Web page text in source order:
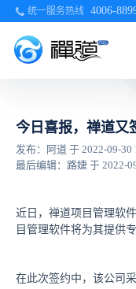
统一服务热线 4006-
今日喜报，禅道又
发布：阿道 于 2022-09-30
最后编辑：路婕 于 2022-
近日，禅道项目管理软
目管理软件将为其提供
在此次签约中，该公司